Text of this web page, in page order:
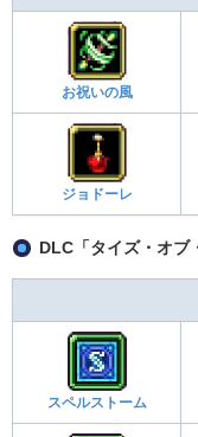
お祝いの風
ジョドーレ
DLC「タイズ・オブ
スペルストーム